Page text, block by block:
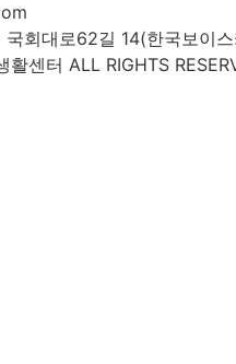
국회대로62길 14(한국보이
센터 ALL RIGHTS